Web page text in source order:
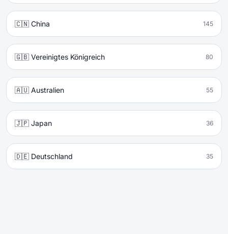
🇨🇳 China 145
🇬🇧 Vereinigtes Königreich 80
🇦🇺 Australien 55
🇯🇵 Japan 36
🇩🇪 Deutschland 35